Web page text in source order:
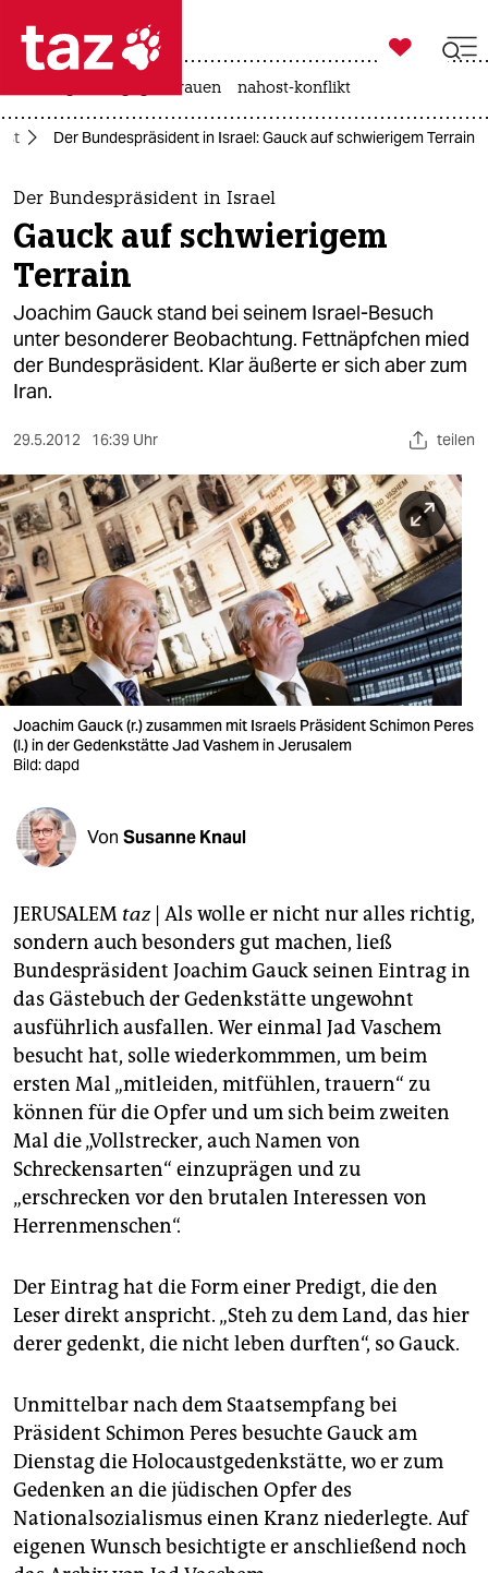
 taz zahl ich
taz zahl ich
themen
politik
öko
gesellschaft
kultur
sport
berlin
nord
wahrheit
verlag
verlag
veranstaltungen
shop
fragen & hilfe
unterstützen
genossenschaft
epaper login

taz zahl ich
gewalt gegen frauen nahost-konflikt
Der Bundespräsident in Israel: Gauck auf schwierigem Terrain
Der Bundespräsident in Israel
Gauck auf schwierigem
Terrain
Joachim Gauck stand bei seinem Israel-Besuch
unter besonderer Beobachtung. Fettnäpfchen mied
der Bundespräsident. Klar äußerte er sich aber zum
Iran.
29.5.2012 16:39 Uhr teilen
Joachim Gauck (r.) zusammen mit Israels Präsident Schimon Peres
(l.) in der Gedenkstätte Jad Vashem in Jerusalem
Bild: dapd
Von Susanne Knaul
JERUSALEM taz| Als wolle er nicht nur alles richtig,
sondern auch besonders gut machen, ließ
Bundespräsident Joachim Gauck seinen Eintrag in
das Gästebuch der Gedenkstätte ungewohnt
ausführlich ausfallen. Wer einmal Jad Vaschem
besucht hat, solle wiederkommmen, um beim
ersten Mal „mitleiden, mitfühlen, trauern“ zu
können für die Opfer und um sich beim zweiten
Mal die „Vollstrecker, auch Namen von
Schreckensarten“ einzuprägen und zu
„erschrecken vor den brutalen Interessen von
Herrenmenschen“.
Der Eintrag hat die Form einer Predigt, die den
Leser direkt anspricht. „Steh zu dem Land, das hier
derer gedenkt, die nicht leben durften“, so Gauck.
Unmittelbar nach dem Staatsempfang bei
Präsident Schimon Peres besuchte Gauck am
Dienstag die Holocaustgedenkstätte, wo er zum
Gedenken an die jüdischen Opfer des
Nationalsozialismus einen Kranz niederlegte. Auf
eigenen Wunsch besichtigte er anschließend noch